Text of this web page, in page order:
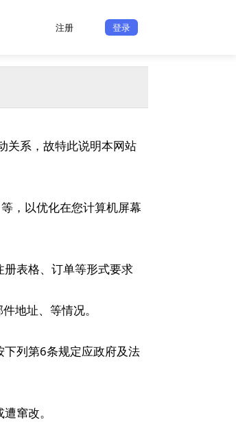
注册 登录
关系，故特此说明本网站
，以优化在您计算机屏幕
表格、订单等形式要求
地址、等情况。
列第6条规定应政府及法
窜改。